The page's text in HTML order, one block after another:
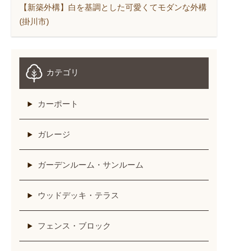
【新築外構】白を基調とした可愛くてモダンな外構
(掛川市)
カテゴリ
カーポート
ガレージ
ガーデンルーム・サンルーム
ウッドデッキ・テラス
フェンス・ブロック